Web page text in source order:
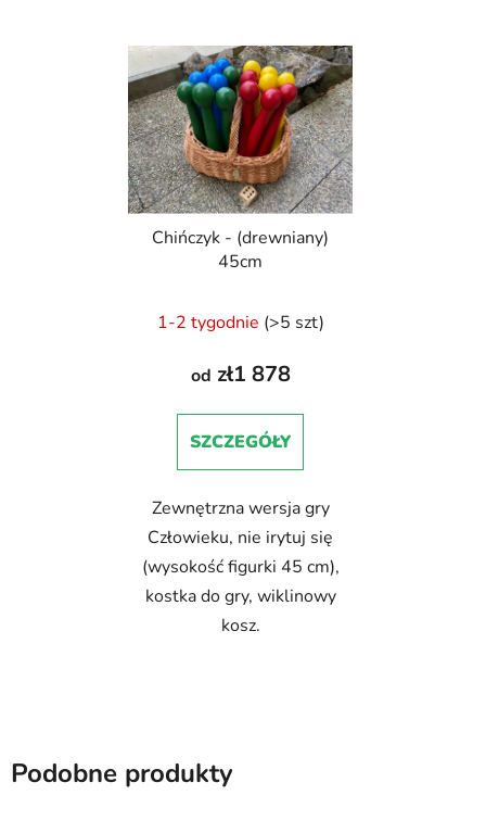
Chińczyk - (drewniany)
45cm
1-2 tygodnie (>5 szt)
od zł1 878
SZCZEGÓŁY
Zewnętrzna wersja gry
Człowieku, nie irytuj się
(wysokość figurki 45 cm),
kostka do gry, wiklinowy
kosz.
Podobne produkty